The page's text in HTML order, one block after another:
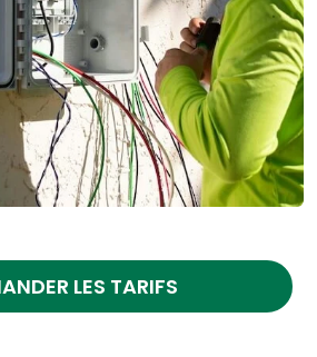
LES TARIFS